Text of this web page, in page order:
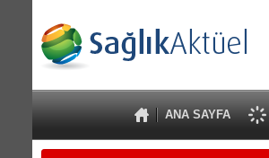
ANA SAYFA